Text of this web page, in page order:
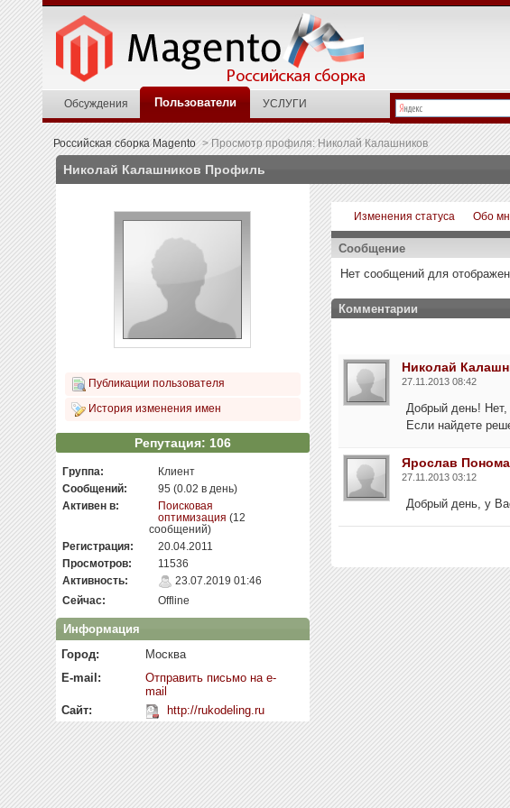
Обсуждения Пользователи УСЛУГИ
Российская сборка Magento >Просмотр профиля: Николай Калашников
Николай Калашников Профиль
Публикации пользователя
История изменения имен
Репутация: 106
Группа:
Клиент
Сообщений:
95 (0.02 в день)
Активен в:
Поисковая
оптимизация (12
сообщений)
Регистрация:
20.04.2011
Просмотров:
11536
Активность:
23.07.2019 01:46
Сейчас:
Offline
Информация
Город:
Москва
E-mail:
Отправить письмо на e-
mail
Сайт:
http://rukodeling.ru
Изменения статуса Обо
Сообщение
Нет сообщений для
Комментарии
Николай
27.11.2013 08:42
Добрый день! Нет,
Если найдете
Ярослав
27.11.2013 03:12
Добрый день, у